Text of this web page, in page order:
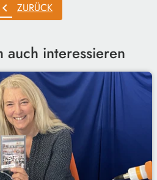
chevron_left ZURÜCK
auch interessieren